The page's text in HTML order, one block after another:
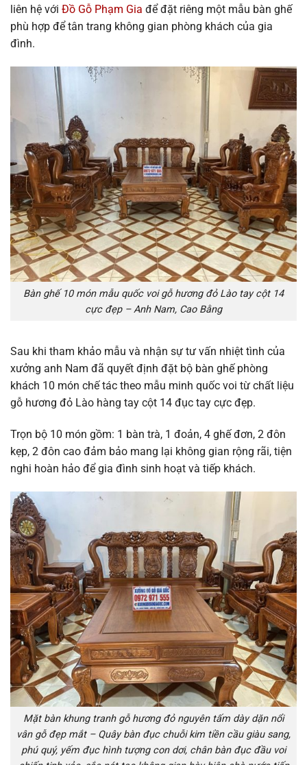
liên hệ với Đồ Gỗ Phạm Gia để đặt riêng một mẫu bàn ghế
phù hợp để tân trang không gian phòng khách của gia
đình.
Bàn ghế 10 món mẫu quốc voi gỗ hương đỏ Lào tay cột 14
cực đẹp – Anh Nam, Cao Bằng
Sau khi tham khảo mẫu và nhận sự tư vấn nhiệt tình của
xưởng anh Nam đã quyết định đặt bộ bàn ghế phòng
khách 10 món chế tác theo mẫu minh quốc voi từ chất liệu
gỗ hương đỏ Lào hàng tay cột 14 đục tay cực đẹp.
Trọn bộ 10 món gồm: 1 bàn trà, 1 đoản, 4 ghế đơn, 2 đôn
kẹp, 2 đôn cao đảm bảo mang lại không gian rộng rãi, tiện
nghi hoàn hảo để gia đình sinh hoạt và tiếp khách.
Mặt bàn khung tranh gỗ hương đỏ nguyên tấm dày dặn nổi
vân gỗ đẹp mắt – Quây bàn đục chuỗi kim tiền cầu giàu sang,
phú quý, yếm đục hình tượng con dơi, chân bàn đục đầu voi